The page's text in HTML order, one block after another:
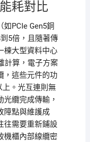
耗對比
PCIe Gen5銅
5倍，且隨著傳
棟大型資料中心
計算，電子方案
，這些元件的功
上。光互連則無
纜完成傳輸，
障點與維護成
往需要重新鋪設
機櫃內部線纜密